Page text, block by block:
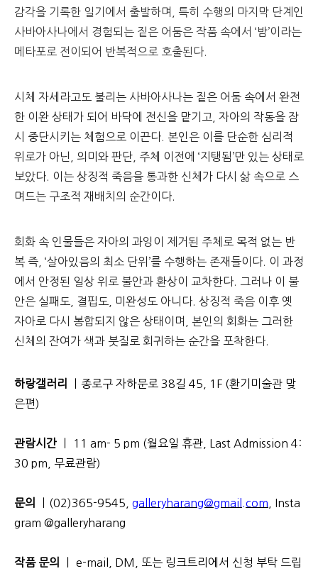
감각을 기록한 일기에서 출발하며
특히 수행의 마지막 단계인
사바아사나에서 경험되는 짙은 어둠은 작품 속에서 ‘밤’이라는
메타포로 전이되어 반복적으로 호출된다
시체 자세라고도 불리는 사바아사나는 짙은 어둠 속에서 완전
한 이완 상태가 되어 바닥에 전신을 맡기고
자아의 작동을 잠
시 중단시키는 체험으로 이끈다
본인은 이를 단순한 심리적
위로가 아닌
의미와 판단 주체 이전에 ‘지탱됨’만 있는 상태로
보았다
이는 상징적 죽음을 통과한 신체가 다시 삶 속으로 스
며드는 구조적 재배치의 순간이다
회화 속 인물들은 자아의 과잉이 제거된 주체로 목적 없는 반
복 즉 , ‘살아있음의 최소 단위 ’를 수행하는 존재들이다
이 과정
에서 안정된 일상 위로 불안과 환상이 교차한다
그러나 이 불
안은 실패도
결핍도 미완성도 아니다 상징적 죽음 이후 옛
자아로 다시 봉합되지 않은 상태이며
본인의 회화는 그러한
신체의 잔여가 색과 붓질로 회귀하는 순간을 포착한다
하랑갤러리
ㅣ종로구 자하문로 38길 45, 1F (환기미술관 맞
은편)
관람시간
ㅣ 11 am- 5 pm (월요일 휴관, Last Admission 4:
30 pm, 무료관람)
문의 ㅣ(02)365-9545, galleryharang@gmail.com
Insta
gram @galleryharang
작품 문의
ㅣ e-mail, DM, 또는 링크트리에서 신청 부탁 드립